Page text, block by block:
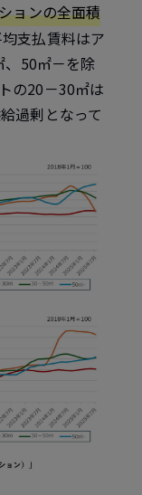
ョンの全面積
支払賃料はア
、50㎡－を除
の20－30㎡は
過剰となって